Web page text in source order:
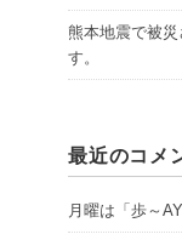
熊本地震で被
す。
最近のコメ
月曜は「歩～